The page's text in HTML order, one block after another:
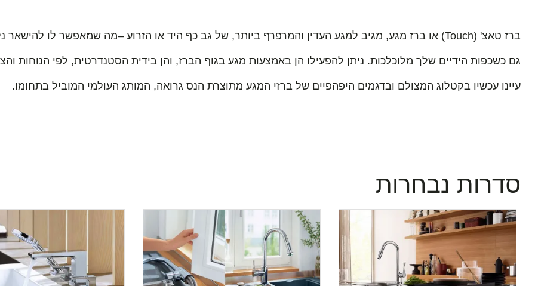
ברז טאצ' (Touch) או ברז מגע, מגיב למגע העדין והמרפרף ביותר, של גב כף היד או הזרוע –מה שמאפשר לו להישאר נקי והיגייני,
גם כשכפות הידיים שלך מלוכלכות. ניתן להפעילו הן באמצעות מגע בגוף הברז, והן בידית הסטנדרטית, לפי הנוחות
עיינו עכשיו בקטלוג המצולם ובדגמים היפהפיים של ברזי המגע מתוצרת הנס גרואה, המותג העולמי המוביל בתחומו.
סדרות נבחרות